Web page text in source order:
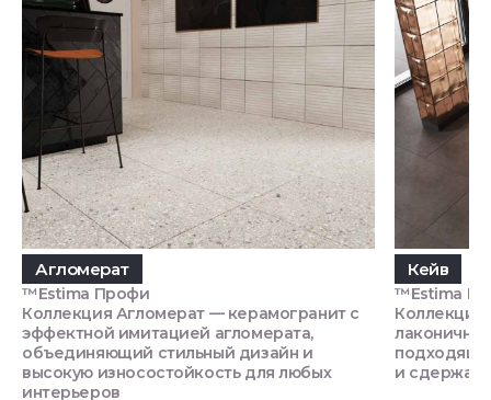
Агломерат
™Estima Профи
Коллекция Агломерат — керамогранит с
эффектной имитацией агломерата,
объединяющий стильный дизайн и
высокую износостойкость для любых
интерьеров
Кейв
™Estima
Коллекция
и